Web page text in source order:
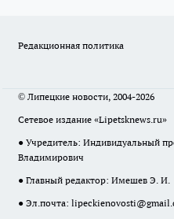
Редакционная политика
© Липецкие новости, 2004-2026
Сетевое издание «Lipetsknews.ru»
● Учредитель: Индивидуальный
Владимирович
● Главный редактор: Имешев Э. И.
● Эл.почта: